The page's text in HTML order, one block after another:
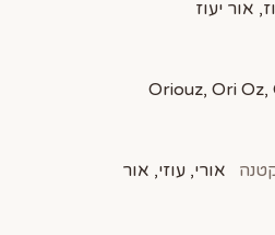
אור יעוז
Oriouz, Ori Oz,
אורי, עוזי, אור